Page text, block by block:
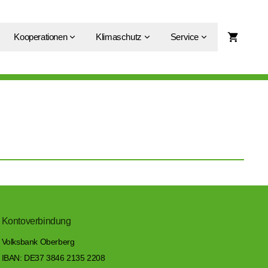
Kooperationen Klimaschutz Service
Kontoverbindung
Volksbank Oberberg
IBAN: DE37 3846 2135 2208